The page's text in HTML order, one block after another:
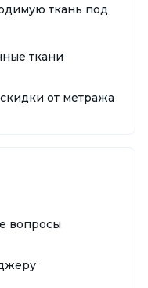
ткань под
ткани
от метража
вопросы